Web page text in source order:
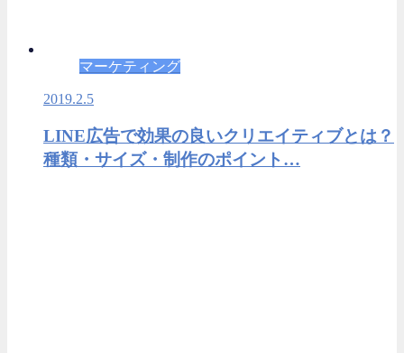
マーケティング
2019.2.5
LINE広告で効果の良いクリエイティブとは？
種類・サイズ・制作のポイント…